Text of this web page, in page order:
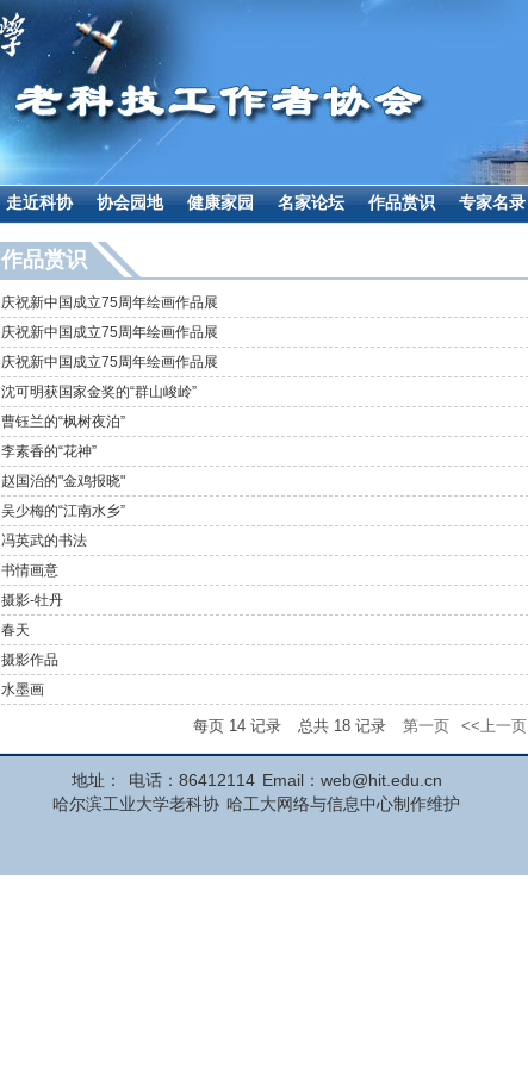
走近科协 协会园地 健康家园 名家论坛 作品赏识 专家名录
作品赏识
庆祝新中国成立75周年绘画作品展
庆祝新中国成立75周年绘画作品展
庆祝新中国成立75周年绘画作品展
沈可明获国家金奖的“群山峻岭”
曹钰兰的“枫树夜泊”
李素香的“花神”
赵国治的"金鸡报晓"
吴少梅的“江南水乡”
冯英武的书法
书情画意
摄影-牡丹
春天
摄影作品
水墨画
每页 14 记录 总共 18 记录 第一页 <<上一页
地址： 电话：86412114 Email：web@hit.edu.cn
哈尔滨工业大学老科协 哈工大网络与信息中心制作维护